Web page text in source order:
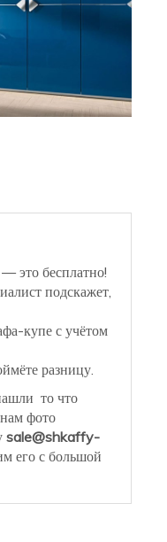
это бесплатно!
подскажет,
купе с учётом
разницу.
то что
фото
sale@shkaffy-
его с большой